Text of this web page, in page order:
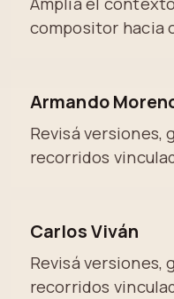
compositor hacia
Armando
Revisá versiones,
recorridos
Carlos Viván
Revisá versiones,
recorridos